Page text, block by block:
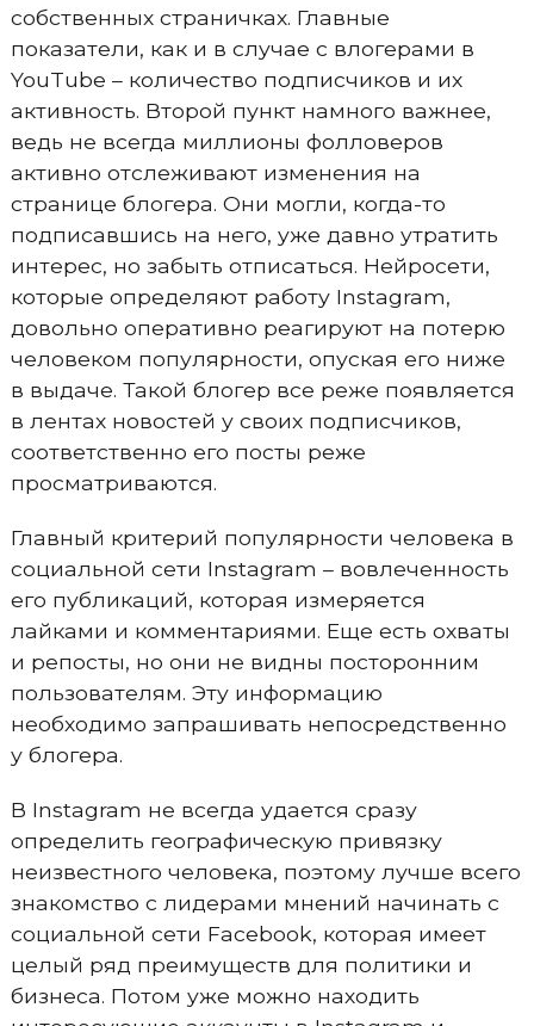
собственных страничках. Главные
показатели, как и в случае с влогерами в
YouTube – количество подписчиков и их
активность. Второй пункт намного важнее,
ведь не всегда миллионы фолловеров
активно отслеживают изменения на
странице блогера. Они могли, когда-то
подписавшись на него, уже давно утратить
интерес, но забыть отписаться. Нейросети,
которые определяют работу Instagram,
довольно оперативно реагируют на потерю
человеком популярности, опуская его ниже
в выдаче. Такой блогер все реже появляется
в лентах новостей у своих подписчиков,
соответственно его посты реже
просматриваются.
Главный критерий популярности человека в
социальной сети Instagram – вовлеченность
его публикаций, которая измеряется
лайками и комментариями. Еще есть охваты
и репосты, но они не видны посторонним
пользователям. Эту информацию
необходимо запрашивать непосредственно
у блогера.
В Instagram не всегда удается сразу
определить географическую привязку
неизвестного человека, поэтому лучше всего
знакомство с лидерами мнений начинать с
социальной сети Facebook, которая имеет
целый ряд преимуществ для политики и
бизнеса. Потом уже можно находить